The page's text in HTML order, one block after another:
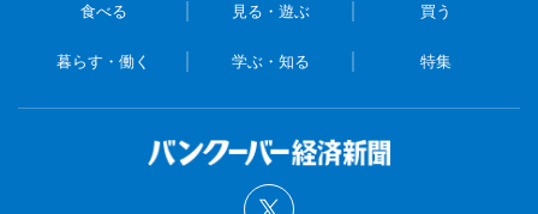
食べる 見る・遊ぶ 買う
暮らす・働く 学ぶ・知る 特集